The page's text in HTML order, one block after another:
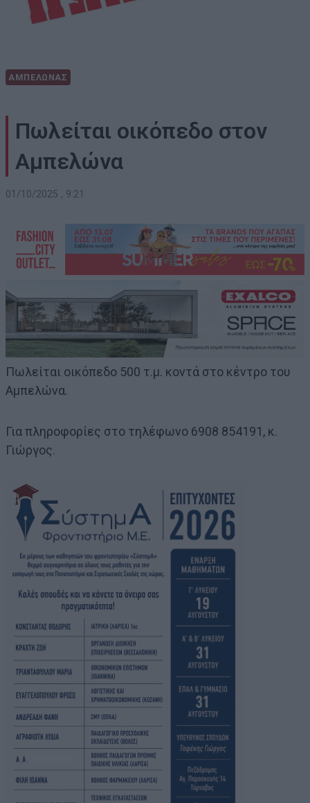
ΑΜΠΕΛΩΝΑΣ
Πωλείται οικόπεδο στον
Αμπελώνα
01/10/2025 , 9:21
Πωλείται οικόπεδο 500 τ.μ. κοντά στο κέντρο του
Αμπελώνα.
Για πληροφορίες στο τηλέφωνο 6908 854191, κ.
Γιώργος.